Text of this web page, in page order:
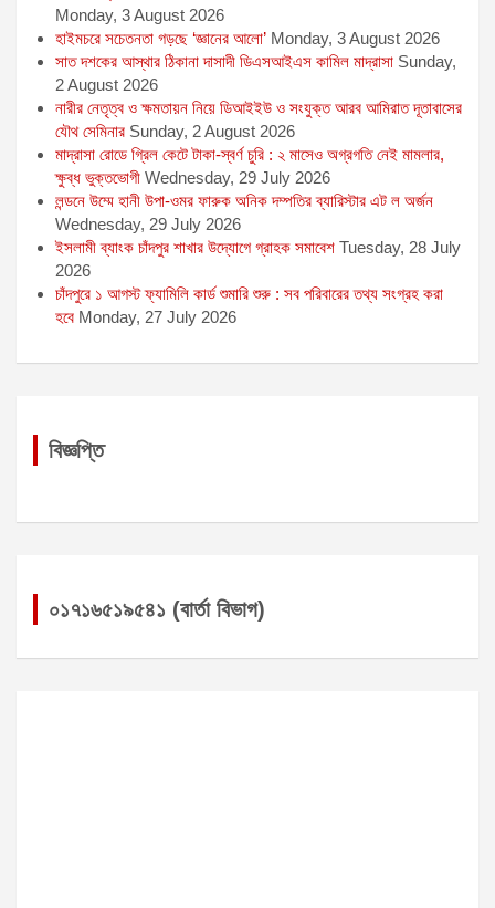
Monday, 3 August 2026
হাইমচরে সচেতনতা গড়ছে ‘জ্ঞানের আলো’ Monday, 3 August 2026
সাত দশকের আস্থার ঠিকানা দাসাদী ডিএসআইএস কামিল মাদ্রাসা Sunday,
2 August 2026
নারীর নেতৃত্ব ও ক্ষমতায়ন নিয়ে ডিআইইউ ও সংযুক্ত আরব আমিরাত দূতাবাসের
যৌথ সেমিনার Sunday, 2 August 2026
মাদ্রাসা রোডে গ্রিল কেটে টাকা-স্বর্ণ চুরি : ২ মাসেও অগ্রগতি নেই মামলার,
ক্ষুব্ধ ভুক্তভোগী Wednesday, 29 July 2026
লন্ডনে উম্মে হানী উপা-ওমর ফারুক অনিক দম্পতির ব্যারিস্টার এট ল অর্জন
Wednesday, 29 July 2026
ইসলামী ব্যাংক চাঁদপুর শাখার উদ্যোগে গ্রাহক সমাবেশ Tuesday, 28 July
2026
চাঁদপুরে ১ আগস্ট ফ্যামিলি কার্ড শুমারি শুরু : সব পরিবারের তথ্য সংগ্রহ করা
হবে Monday, 27 July 2026
বিজ্ঞপ্তি
০১৭১৬৫১৯৫৪১ (বার্তা বিভাগ)